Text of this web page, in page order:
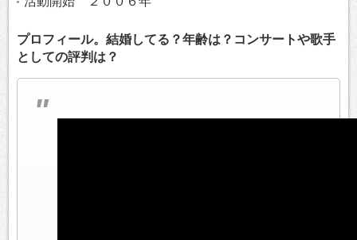
プロフィール。結婚してる？年齢は？コンサートや歌手
としての評判は？